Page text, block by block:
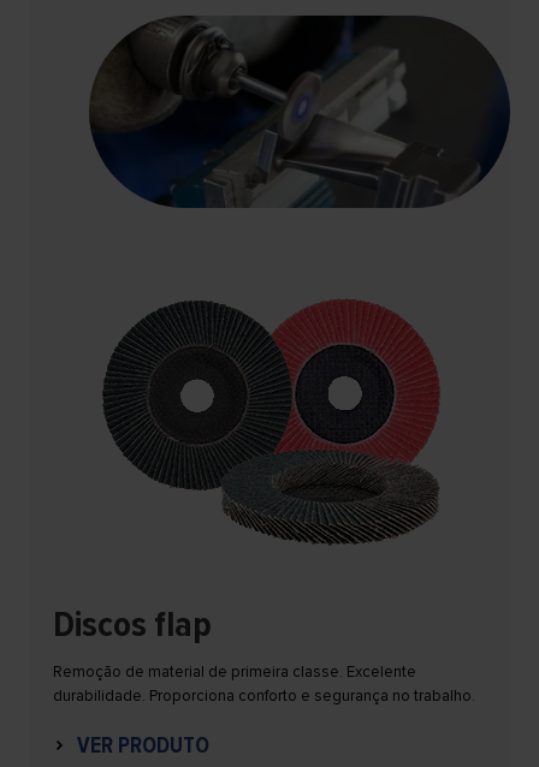
Discos flap
Remoção de material de primeira classe. Excelente
durabilidade. Proporciona conforto e segurança no trabalho.
VER PRODUTO